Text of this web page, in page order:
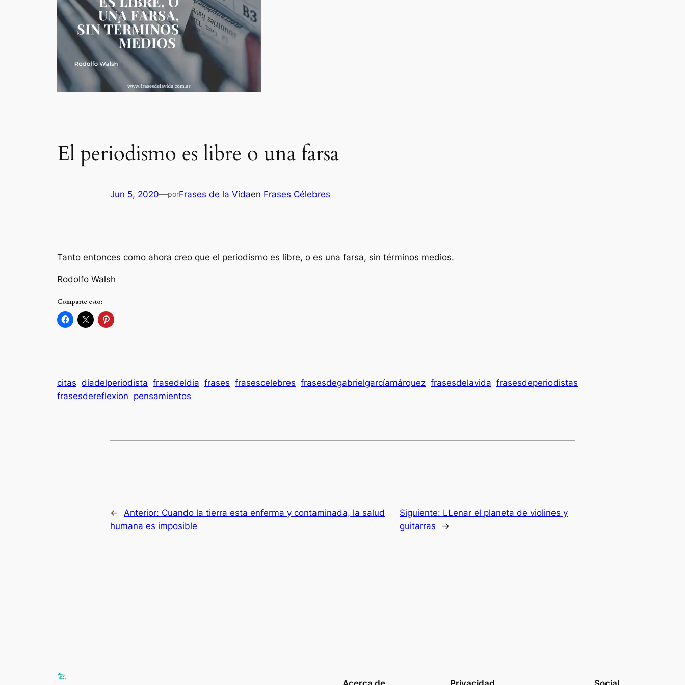
El periodismo es libre o una farsa
Jun 5, 2020—porFrases de la Vidaen Frases Célebres
Tanto entonces como ahora creo que el periodismo es libre, o es una farsa, sin términos medios.
Rodolfo Walsh
Comparte esto:
citas díadelperiodista frasedeldia frases frasescelebres frasesdegabrielgarcíamárquez frasesdelavida frasesdeperiodistas
frasesdereflexion pensamientos
← Anterior: Cuando la tierra esta enferma y contaminada, la salud
humana es imposible
Siguiente: LLenar el planeta de violines y
guitarras
→